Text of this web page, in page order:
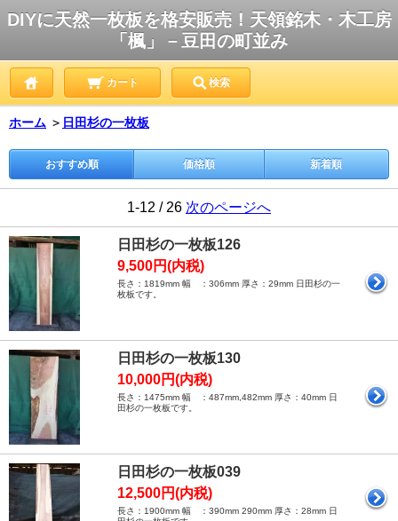
DIYに天然一枚板を格安販売！天領銘木・木工房
「楓」－豆田の町並み
カート 検索
ホーム ＞ 日田杉の一枚板
おすすめ順 価格順 新着順
1-12 / 26 次のページへ
日田杉の一枚板126
9,500円(内税)
長さ：1819mm 幅 ：306mm 厚さ：29mm 日田杉の一
枚板です。
日田杉の一枚板130
10,000円(内税)
長さ：1475mm 幅 ：487mm,482mm 厚さ：40mm 日
田杉の一枚板です。
日田杉の一枚板039
12,500円(内税)
長さ：1900mm 幅 ：390mm 290mm 厚さ：28mm 日